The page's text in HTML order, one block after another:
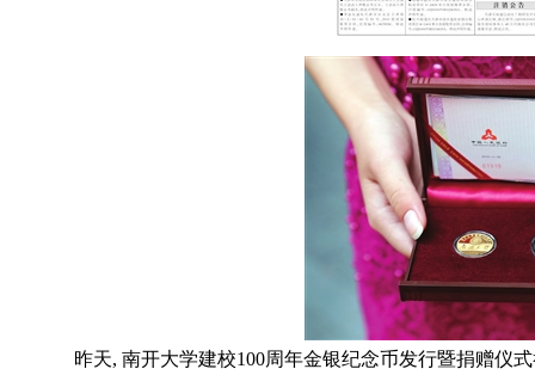
昨天, 南开大学建校100周年金银纪念币发行暨捐赠仪式